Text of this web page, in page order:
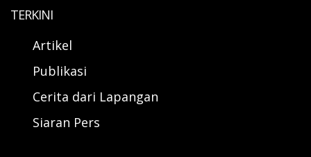
TERKINI
Artikel
Publikasi
Cerita dari Lapangan
Siaran Pers